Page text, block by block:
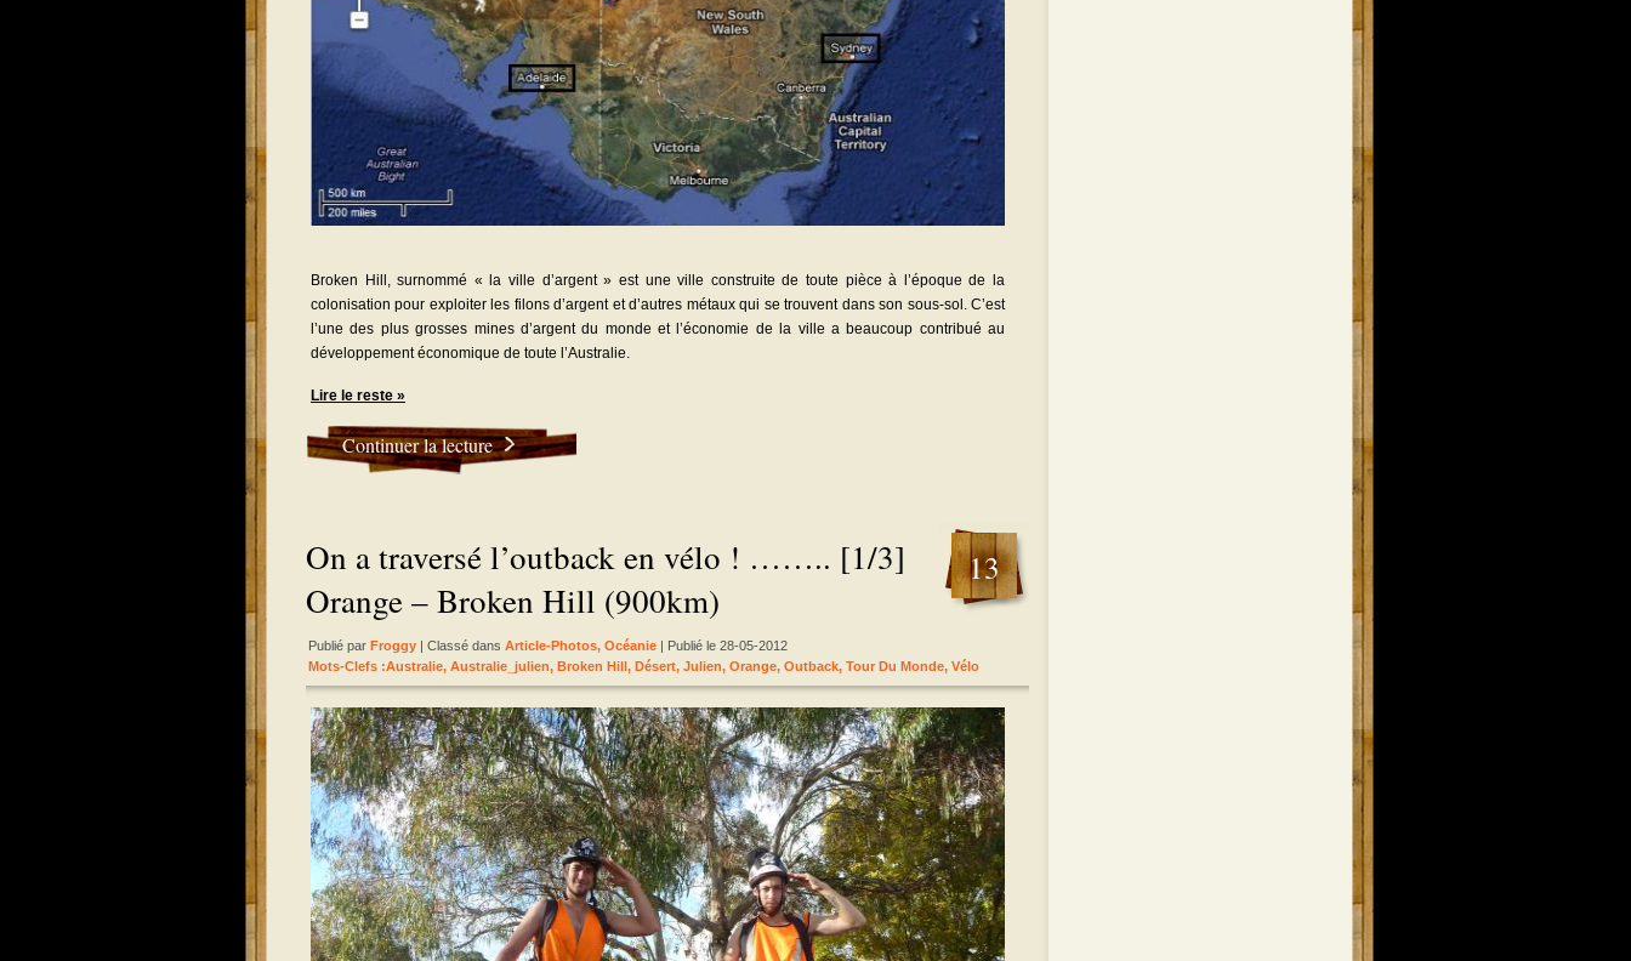
.
Broken Hill, surnommé « la ville d’argent » est une ville construite de toute pièce à l’époque de la
colonisation pour exploiter les filons d’argent et d’autres métaux qui se trouvent dans son sous-sol. C’est
l’une des plus grosses mines d’argent du monde et l’économie de la ville a beaucoup contribué au
développement économique de toute l’Australie.
Lire le reste »
Continuer la lecture
On a traversé l’outback en vélo ! …….. [1/3]
Orange – Broken Hill (900km)
13
Publié par Froggy | Classé dans Article-Photos, Océanie | Publié le 28-05-2012
Mots-Clefs :Australie, Australie_julien, Broken Hill, Désert, Julien, Orange, Outback, Tour Du Monde, Vélo